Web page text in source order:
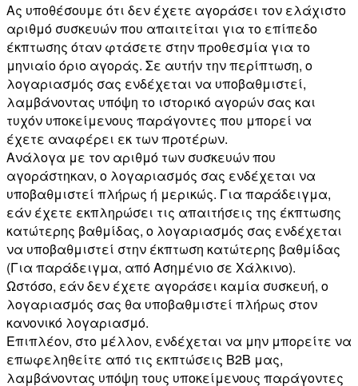
Ας υποθέσουμε ότι δεν έχετε αγοράσει τον ελάχιστο
αριθμό συσκευών που απαιτείται για το επίπεδο
έκπτωσης όταν φτάσετε στην προθεσμία για το
μηνιαίο όριο αγοράς. Σε αυτήν την περίπτωση, ο
λογαριασμός σας ενδέχεται να υποβαθμιστεί,
λαμβάνοντας υπόψη το ιστορικό αγορών σας και
τυχόν υποκείμενους παράγοντες που μπορεί να
έχετε αναφέρει εκ των προτέρων.
Ανάλογα με τον αριθμό των συσκευών που
αγοράστηκαν, ο λογαριασμός σας ενδέχεται να
υποβαθμιστεί πλήρως ή μερικώς. Για παράδειγμα,
εάν έχετε εκπληρώσει τις απαιτήσεις της έκπτωσης
κατώτερης βαθμίδας, ο λογαριασμός σας ενδέχεται
να υποβαθμιστεί στην έκπτωση κατώτερης βαθμίδας
(Για παράδειγμα, από Ασημένιο σε Χάλκινο).
Ωστόσο, εάν δεν έχετε αγοράσει καμία συσκευή, ο
λογαριασμός σας θα υποβαθμιστεί πλήρως στον
κανονικό λογαριασμό.
Επιπλέον, στο μέλλον, ενδέχεται να μην μπορείτε να
επωφεληθείτε από τις εκπτώσεις B2B μας,
λαμβάνοντας υπόψη τους υποκείμενους παράγοντες